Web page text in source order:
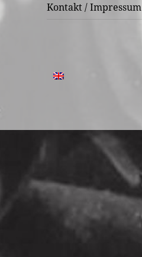
Kontakt / Impressum